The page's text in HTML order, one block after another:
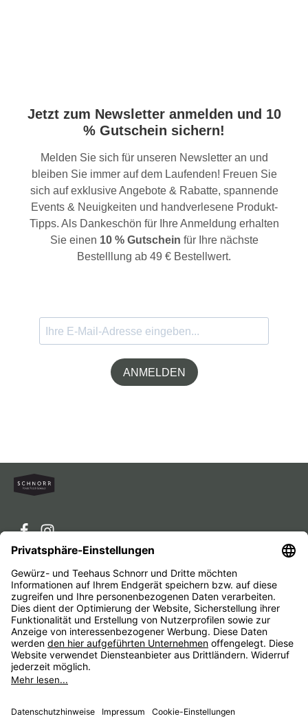
Jetzt zum Newsletter anmelden und 10
% Gutschein sichern!
Melden Sie sich für unseren Newsletter an und
bleiben Sie immer auf dem Laufenden! Freuen Sie
sich auf exklusive Angebote & Rabatte, spannende
Events & Neuigkeiten und handverlesene Produkt-
Tipps. Als Dankeschön für Ihre Anmeldung erhalten
Sie einen 10 % Gutschein für Ihre nächste
Bestelllung ab 49 € Bestellwert.
ANMELDEN
Service-Hotline
Service
Unternehmen
Alle Preise inkl. gesetzl. Mehrwertsteuer zzgl.
anders angegeben.